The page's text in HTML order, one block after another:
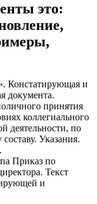
это:
Констатирующая и
документа.
принятия
коллегиального
деятельности, по
Указания.
Приказ по
Текст
и